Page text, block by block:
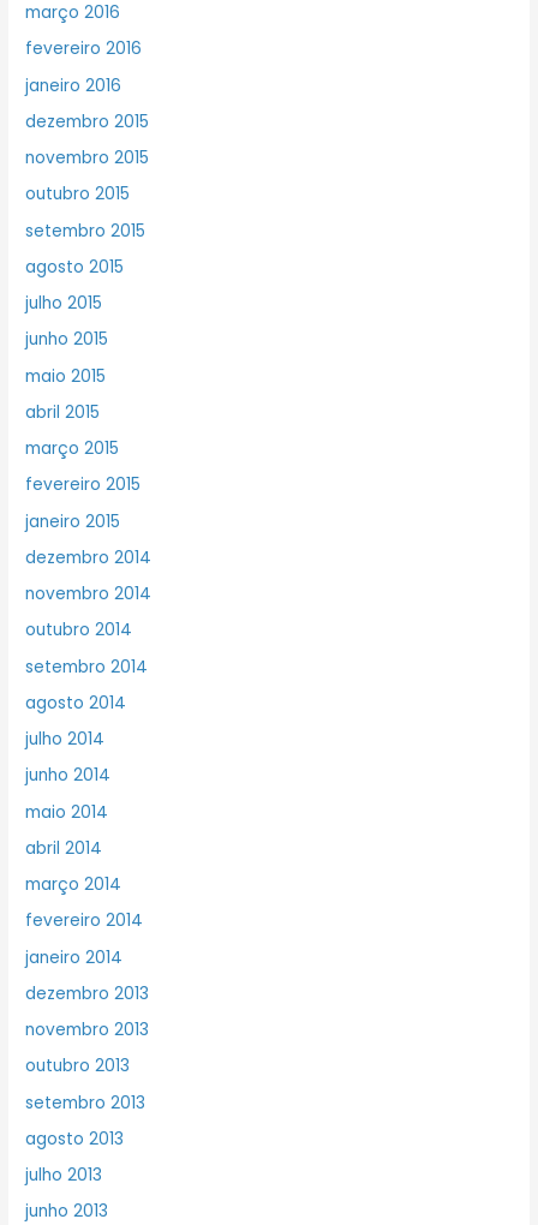
março 2016
fevereiro 2016
janeiro 2016
dezembro 2015
novembro 2015
outubro 2015
setembro 2015
agosto 2015
julho 2015
junho 2015
maio 2015
abril 2015
março 2015
fevereiro 2015
janeiro 2015
dezembro 2014
novembro 2014
outubro 2014
setembro 2014
agosto 2014
julho 2014
junho 2014
maio 2014
abril 2014
março 2014
fevereiro 2014
janeiro 2014
dezembro 2013
novembro 2013
outubro 2013
setembro 2013
agosto 2013
julho 2013
junho 2013